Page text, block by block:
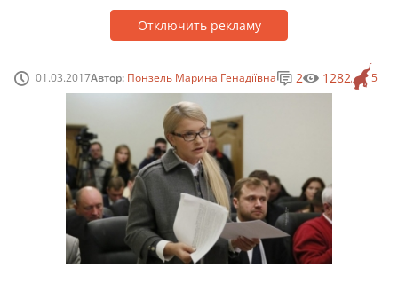
Отключить рекламу
01.03.2017Автор: Понзель Марина Генадіївна 5
2 1282